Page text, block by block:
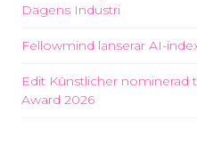
Dagens Industri
Fellowmind lanserar AI-
Edit Künstlicher nominerad
Award 2026